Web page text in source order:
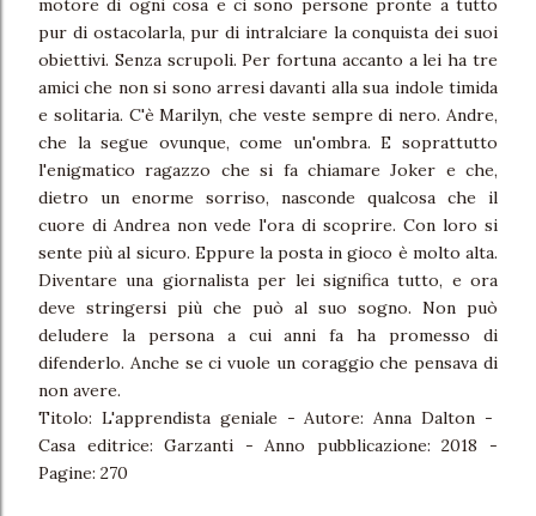
motore di ogni cosa e ci sono persone pronte a tutto
pur di ostacolarla, pur di intralciare la conquista dei suoi
obiettivi. Senza scrupoli. Per fortuna accanto a lei ha tre
amici che non si sono arresi davanti alla sua indole timida
e solitaria. C'è Marilyn, che veste sempre di nero. Andre,
che la segue ovunque, come un'ombra. E soprattutto
l'enigmatico ragazzo che si fa chiamare Joker e che,
dietro un enorme sorriso, nasconde qualcosa che il
cuore di Andrea non vede l'ora di scoprire. Con loro si
sente più al sicuro. Eppure la posta in gioco è molto alta.
Diventare una giornalista per lei significa tutto, e ora
deve stringersi più che può al suo sogno. Non può
deludere la persona a cui anni fa ha promesso di
difenderlo. Anche se ci vuole un coraggio che pensava di
non avere.
Titolo: L'apprendista geniale - Autore: Anna Dalton -
Casa editrice: Garzanti - Anno pubblicazione: 2018 -
Pagine: 270